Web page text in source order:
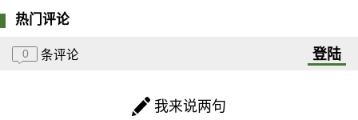
热门评论
0 条评论 登陆
我来说两句